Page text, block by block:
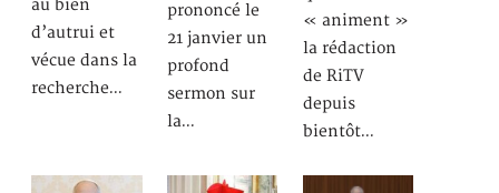
au bien
d’autrui et
vécue dans la
recherche…
prononcé le
21 janvier un
profond
sermon sur
la…
« animent »
la rédaction
de RiTV
depuis
bientôt…